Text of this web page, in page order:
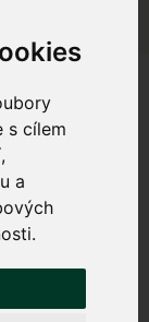
s cílem
a
malwarem,
obsahu.